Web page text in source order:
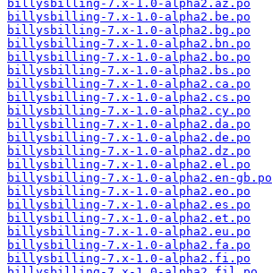
billysbilling-7.x-1.0-alpha2.az.po
billysbilling-7.x-1.0-alpha2.be.po
billysbilling-7.x-1.0-alpha2.bg.po
billysbilling-7.x-1.0-alpha2.bn.po
billysbilling-7.x-1.0-alpha2.bo.po
billysbilling-7.x-1.0-alpha2.bs.po
billysbilling-7.x-1.0-alpha2.ca.po
billysbilling-7.x-1.0-alpha2.cs.po
billysbilling-7.x-1.0-alpha2.cy.po
billysbilling-7.x-1.0-alpha2.da.po
billysbilling-7.x-1.0-alpha2.de.po
billysbilling-7.x-1.0-alpha2.dz.po
billysbilling-7.x-1.0-alpha2.el.po
billysbilling-7.x-1.0-alpha2.en-gb.po
billysbilling-7.x-1.0-alpha2.eo.po
billysbilling-7.x-1.0-alpha2.es.po
billysbilling-7.x-1.0-alpha2.et.po
billysbilling-7.x-1.0-alpha2.eu.po
billysbilling-7.x-1.0-alpha2.fa.po
billysbilling-7.x-1.0-alpha2.fi.po